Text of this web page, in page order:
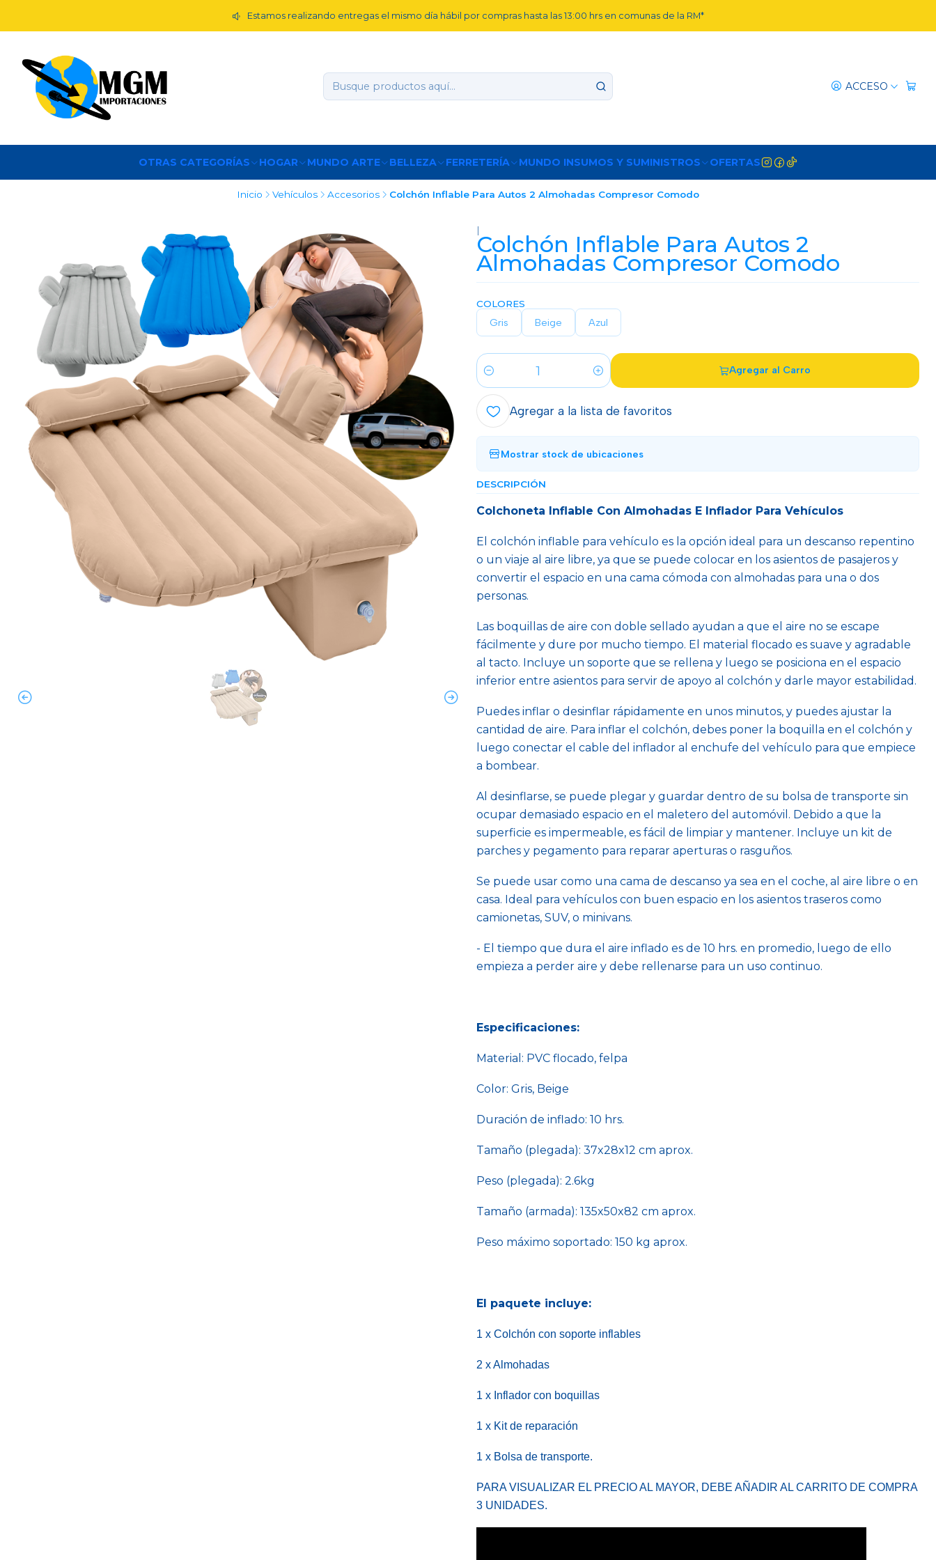
ACCESO
OTRAS CATEGORÍAS HOGAR MUNDO ARTE BELLEZA FERRETERÍA MUNDO INSUMOS Y SUMINISTROS OFERTAS
Estamos realizando entregas el mismo día hábil por compras hasta las 13:00 hrs en comunas de la RM*
Inicio Vehículos Accesorios Colchón Inflable Para Autos 2 Almohadas Compresor Comodo
|
Colchón Inflable Para Autos 2
Almohadas Compresor Comodo
COLORES
Gris Beige Azul
Cantidad
Agregar al Carro
Agregar a la lista de favoritos
Mostrar stock de ubicaciones
DESCRIPCIÓN
Colchoneta Inflable Con Almohadas E Inflador Para Vehículos
El colchón inflable para vehículo es la opción ideal para un descanso repentino
o un viaje al aire libre, ya que se puede colocar en los asientos de pasajeros y
convertir el espacio en una cama cómoda con almohadas para una o dos
personas.
Las boquillas de aire con doble sellado ayudan a que el aire no se escape
fácilmente y dure por mucho tiempo. El material flocado es suave y agradable
al tacto. Incluye un soporte que se rellena y luego se posiciona en el espacio
inferior entre asientos para servir de apoyo al colchón y darle mayor estabilidad.
Puedes inflar o desinflar rápidamente en unos minutos, y puedes ajustar la
cantidad de aire. Para inflar el colchón, debes poner la boquilla en el colchón y
luego conectar el cable del inflador al enchufe del vehículo para que empiece
a bombear.
Al desinflarse, se puede plegar y guardar dentro de su bolsa de transporte sin
ocupar demasiado espacio en el maletero del automóvil. Debido a que la
superficie es impermeable, es fácil de limpiar y mantener. Incluye un kit de
parches y pegamento para reparar aperturas o rasguños.
Se puede usar como una cama de descanso ya sea en el coche, al aire libre o en
casa. Ideal para vehículos con buen espacio en los asientos traseros como
camionetas, SUV, o minivans.
- El tiempo que dura el aire inflado es de 10 hrs. en promedio, luego de ello
empieza a perder aire y debe rellenarse para un uso continuo.
Especificaciones:
Material: PVC flocado, felpa
Color: Gris, Beige
Duración de inflado: 10 hrs.
Tamaño (plegada): 37x28x12 cm aprox.
Peso (plegada): 2.6kg
Tamaño (armada): 135x50x82 cm aprox.
Peso máximo soportado: 150 kg aprox.
El paquete incluye:
1 x Colchón con soporte inflables
2 x Almohadas
1 x Inflador con boquillas
1 x Kit de reparación
1 x Bolsa de transporte.
PARA VISUALIZAR EL PRECIO AL MAYOR, DEBE AÑADIR AL CARRITO DE COMPRA
3 UNIDADES.